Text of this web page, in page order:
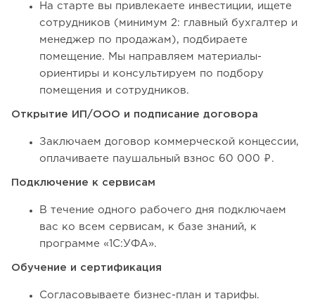
На старте вы привлекаете инвестиции, ищете
сотрудников (минимум 2: главный бухгалтер и
менеджер по продажам), подбираете
помещение. Мы направляем материалы-
ориентиры и консультируем по подбору
помещения и сотрудников.
Открытие ИП/ООО и подписание договора
Заключаем договор коммерческой концессии,
оплачиваете паушальный взнос 60 000 ₽.
Подключение к сервисам
В течение одного рабочего дня подключаем
вас ко всем сервисам, к базе знаний, к
программе «1С:УФА».
Обучение и сертификация
Согласовываете бизнес-план и тарифы.